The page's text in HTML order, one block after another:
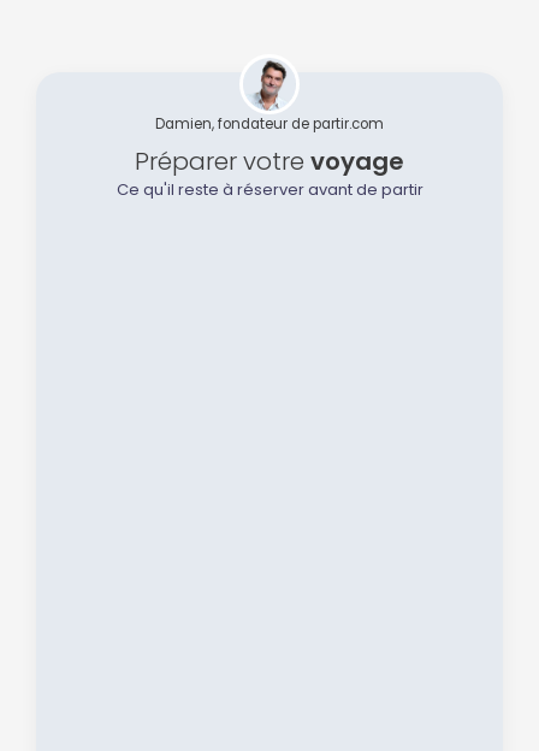
Damien, fondateur de partir.com
Préparer votre voyage
Ce qu'il reste à réserver avant de partir